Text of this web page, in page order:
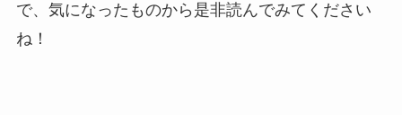
で、気になったものから是非読んでみてください
ね！